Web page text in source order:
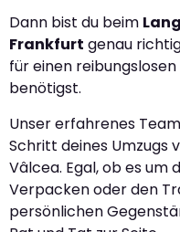
Dann bist du beim
Frankfurt genau
für einen
benötigst.
Unser erfahrenes
Schritt deines Umzugs
Vâlcea. Egal, ob es um
Verpacken oder den
persönlichen